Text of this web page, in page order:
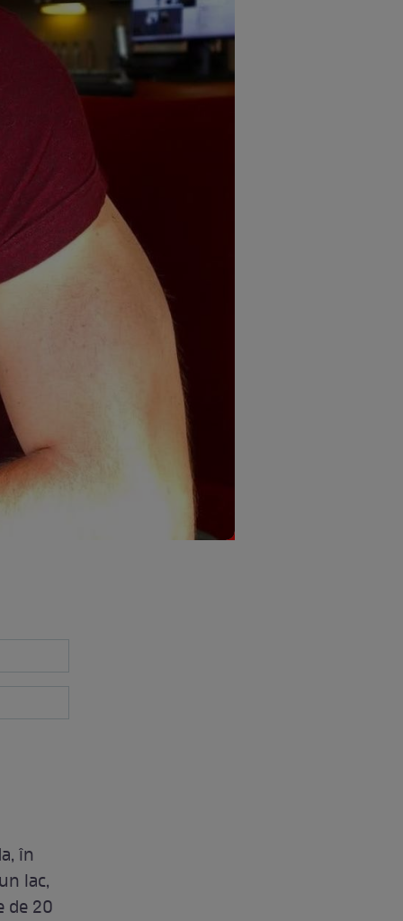
în
lac,
de 20